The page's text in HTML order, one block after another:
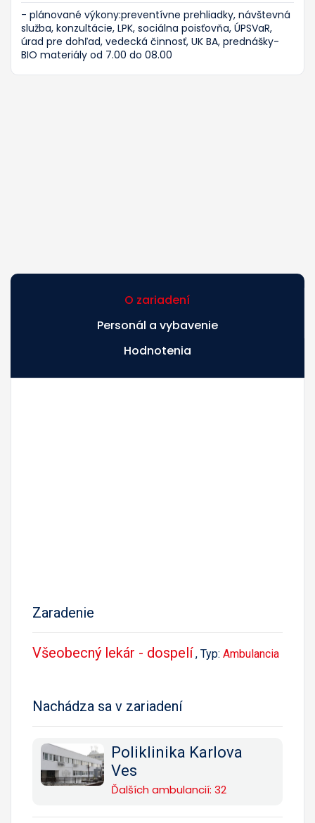
- plánované výkony:preventívne prehliadky, návštevná
služba, konzultácie, LPK, sociálna poisťovňa, ÚPSVaR,
úrad pre dohľad, vedecká činnosť, UK BA, prednášky-
BIO materiály od 7.00 do 08.00
O zariadení
Personál a vybavenie
Hodnotenia
Zaradenie
Všeobecný lekár - dospelí , Typ: Ambulancia
Nachádza sa v zariadení
Poliklinika Karlova
Ves
Ďalších ambulancií: 32